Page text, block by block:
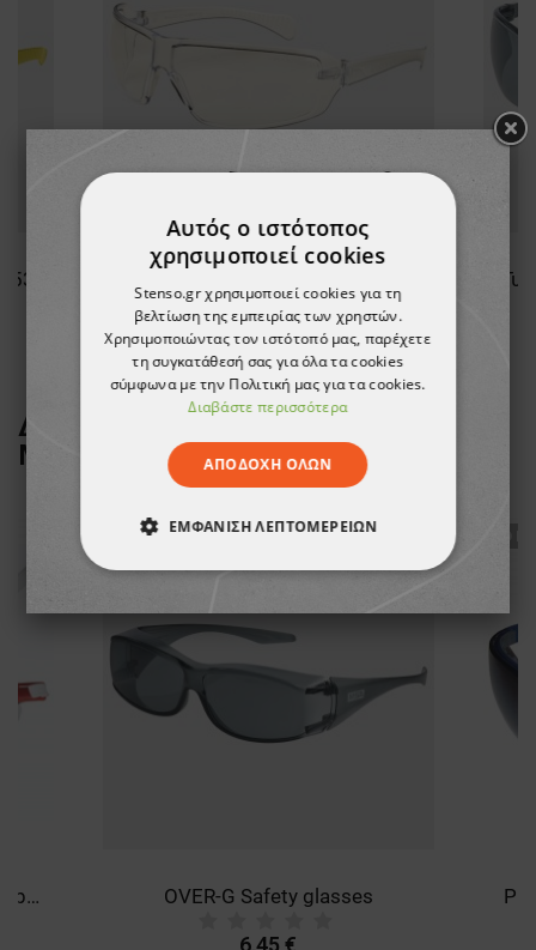
5,58 €
ΔΕΙΤΕ ΠΕΡΙΣΣΟΤΕΡΑ ΑΠΟ ΤΗ
ΜΑΡΚΑ
MSA
AFFINITY FFP3 PLUS 1131 Respirator
ТΟ ΠΡΟΪΌΝ ΈΧΕΙ ΕΞΑΝΤΛΗΘΕΊ
OVER-G Safety glasses
6,45 €
Αυτός ο ιστότοπος
χρησιμοποιεί cookies
Stenso.gr χρησιμοποιεί cookies για τη
βελτίωση της εμπειρίας των χρηστών.
Χρησιμοποιώντας τον ιστότοπό μας, παρέχετε
τη συγκατάθεσή σας για όλα τα cookies
σύμφωνα με την Πολιτική μας για τα cookies.
Διαβάστε περισσότερα
ΑΠΟΔΟΧΉ ΌΛΩΝ
ΕΜΦΆΝΙΣΗ ΛΕΠΤΟΜΕΡΕΙΏΝ
ΑΠΟΛΎΤΩΣ ΑΠΑΡΑΊΤΗΤΑ
ΑΠΌΔΟΣΗΣ
ΛΕΙΤΟΥΡΓΙΚΌΤΗΤΑΣ
ΜΗ ΤΑΞΙΝΟΜΗΜΈΝΑ